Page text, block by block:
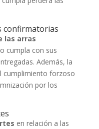
confirmatorias
las arras
cumpla con sus
Además, la
cumplimiento forzoso
por los
en relación a las